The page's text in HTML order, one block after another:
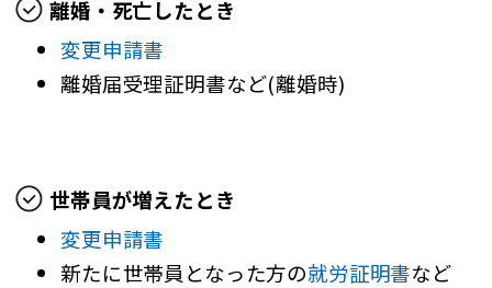
離婚・死亡したとき
変更申請書
離婚届受理証明書など(離婚時)
世帯員が増えたとき
変更申請書
新たに世帯員となった方の就労証明書など